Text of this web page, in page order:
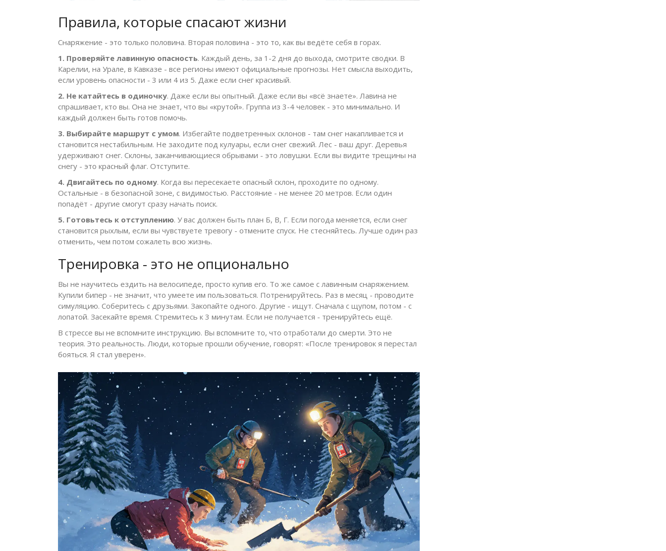
Правила, которые спасают жизни
Снаряжение - это только половина. Вторая половина - это то, как вы ведёте себя в горах.
1. Проверяйте лавинную опасность. Каждый день, за 1-2 дня до выхода, смотрите сводки. В
Карелии, на Урале, в Кавказе - все регионы имеют официальные прогнозы. Нет смысла выходить,
если уровень опасности - 3 или 4 из 5. Даже если снег красивый.
2. Не катайтесь в одиночку. Даже если вы опытный. Даже если вы «всё знаете». Лавина не
спрашивает, кто вы. Она не знает, что вы «крутой». Группа из 3-4 человек - это минимально. И
каждый должен быть готов помочь.
3. Выбирайте маршрут с умом. Избегайте подветренных склонов - там снег накапливается и
становится нестабильным. Не заходите под кулуары, если снег свежий. Лес - ваш друг. Деревья
удерживают снег. Склоны, заканчивающиеся обрывами - это ловушки. Если вы видите трещины на
снегу - это красный флаг. Отступите.
4. Двигайтесь по одному. Когда вы пересекаете опасный склон, проходите по одному.
Остальные - в безопасной зоне, с видимостью. Расстояние - не менее 20 метров. Если один
попадёт - другие смогут сразу начать поиск.
5. Готовьтесь к отступлению. У вас должен быть план Б, В, Г. Если погода меняется, если снег
становится рыхлым, если вы чувствуете тревогу - отмените спуск. Не стесняйтесь. Лучше один раз
отменить, чем потом сожалеть всю жизнь.
Тренировка - это не опционально
Вы не научитесь ездить на велосипеде, просто купив его. То же самое с лавинным снаряжением.
Купили бипер - не значит, что умеете им пользоваться. Потренируйтесь. Раз в месяц - проводите
симуляцию. Соберитесь с друзьями. Закопайте одного. Другие - ищут. Сначала с щупом, потом - с
лопатой. Засекайте время. Стремитесь к 3 минутам. Если не получается - тренируйтесь ещё.
В стрессе вы не вспомните инструкцию. Вы вспомните то, что отработали до смерти. Это не
теория. Это реальность. Люди, которые прошли обучение, говорят: «После тренировок я перестал
бояться. Я стал уверен».